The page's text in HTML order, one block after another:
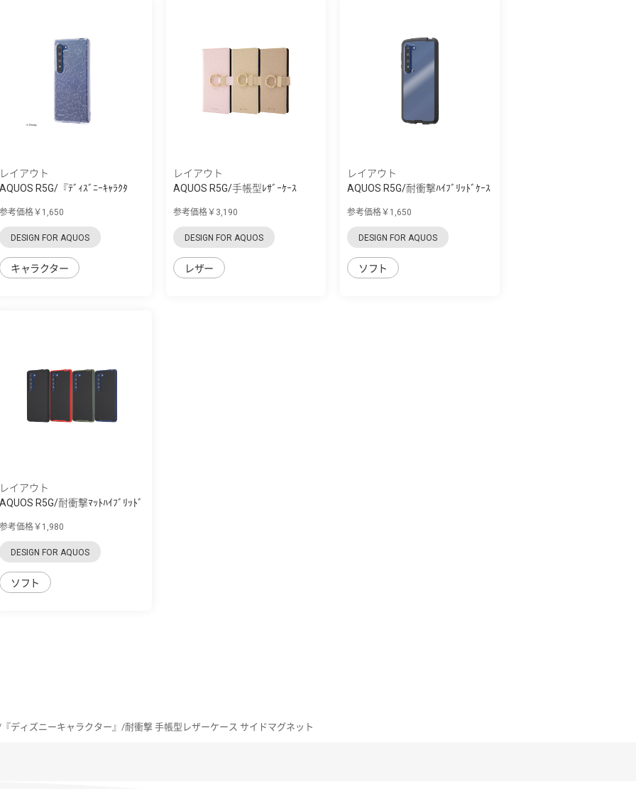
レイアウト
AQUOS R5G/『ﾃﾞｨｽﾞﾆｰｷｬﾗｸﾀ
参考価格￥1,650
DESIGN FOR AQUOS
キャラクター
レイアウト
AQUOS R5G/手帳型ﾚｻﾞｰｹｰｽ
参考価格￥3,190
DESIGN FOR AQUOS
レザー
レイアウト
AQUOS R5G/耐衝撃ﾊｲﾌﾞﾘｯﾄﾞｹｰｽ
参考価格￥1,650
DESIGN FOR AQUOS
ソフト
レイアウト
AQUOS R5G/耐衝撃ﾏｯﾄﾊｲﾌﾞﾘｯﾄﾞ
参考価格￥1,980
DESIGN FOR AQUOS
ソフト
『ディズニーキャラクター』/耐衝撃 手帳型レザーケース サイドマグネット